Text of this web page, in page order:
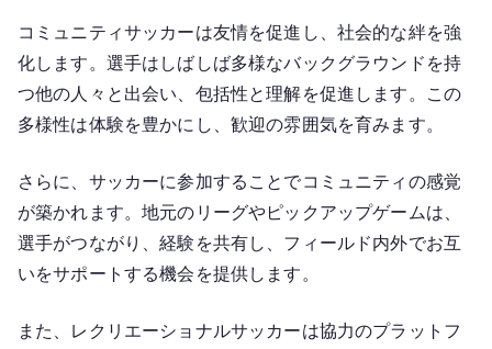
コミュニティサッカーは友情を促進し、社会的な絆を強
化します。選手はしばしば多様なバックグラウンドを持
つ他の人々と出会い、包括性と理解を促進します。この
多様性は体験を豊かにし、歓迎の雰囲気を育みます。
さらに、サッカーに参加することでコミュニティの感覚
が築かれます。地元のリーグやピックアップゲームは、
選手がつながり、経験を共有し、フィールド内外でお互
いをサポートする機会を提供します。
また、レクリエーショナルサッカーは協力のプラットフ